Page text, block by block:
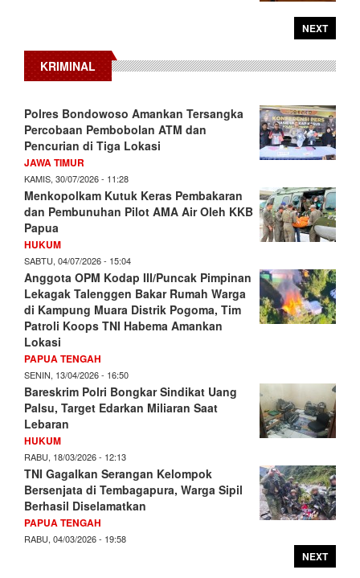
NEXT
KRIMINAL
Polres Bondowoso Amankan Tersangka
Percobaan Pembobolan ATM dan
Pencurian di Tiga Lokasi
JAWA TIMUR
KAMIS, 30/07/2026 - 11:28
Menkopolkam Kutuk Keras Pembakaran
dan Pembunuhan Pilot AMA Air Oleh KKB
Papua
HUKUM
SABTU, 04/07/2026 - 15:04
Anggota OPM Kodap III/Puncak Pimpinan
Lekagak Talenggen Bakar Rumah Warga
di Kampung Muara Distrik Pogoma, Tim
Patroli Koops TNI Habema Amankan
Lokasi
PAPUA TENGAH
SENIN, 13/04/2026 - 16:50
Bareskrim Polri Bongkar Sindikat Uang
Palsu, Target Edarkan Miliaran Saat
Lebaran
HUKUM
RABU, 18/03/2026 - 12:13
TNI Gagalkan Serangan Kelompok
Bersenjata di Tembagapura, Warga Sipil
Berhasil Diselamatkan
PAPUA TENGAH
RABU, 04/03/2026 - 19:58
NEXT